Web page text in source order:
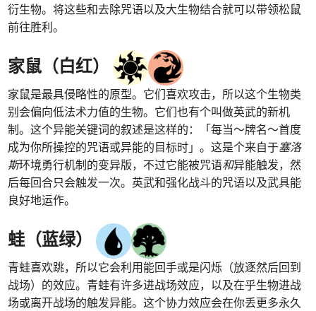
衍生物。将这些和去除咒语以及大生物结合就可以带领松鼠
前往胜利。
家鼠（白红）
家鼠是最具侵略性的原型。它们喜欢攻击，所以这个生物类
别会偏向低法术力值的生物。它们也有个叫做英武的新机
制。这个异能关键词的叙述是这样的：「每当～牌名～首度
成为你所操控的咒语或异能的目标时」。这是个来自于塞洛
斯环境勇行机制的变异版，不过它能被咒语和异能触发，然
后每回合只会触发一次。英武和强化战斗的咒语以及武具能
良好地运作。
蛙（蓝绿）
青蛙喜欢跳，所以它会利用能回手或是闪烁（放逐然后回到
战场）的效应。青蛙有许多进战场效应，以及在乎生物进战
场或离开战场的触发异能。这个协力效应会在你丢更多永久